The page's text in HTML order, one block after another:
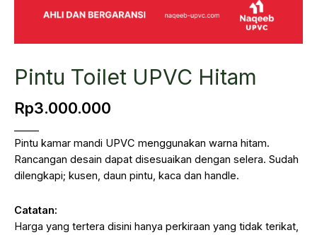
Pintu Toilet UPVC Hitam
Rp3.000.000
Pintu kamar mandi UPVC menggunakan warna hitam.
Rancangan desain dapat disesuaikan dengan selera. Sudah
dilengkapi; kusen, daun pintu, kaca dan handle.
Catatan:
Harga yang tertera disini hanya perkiraan yang tidak terikat,